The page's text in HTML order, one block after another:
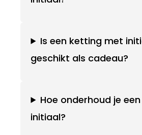
Is een ketting met
geschikt als cadeau?
Hoe onderhoud je
initiaal?